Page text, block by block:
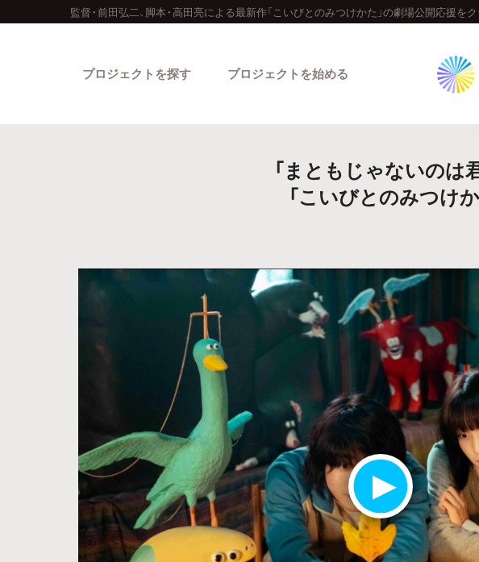
監督・前田弘二、脚本・高田亮による最新作「こいびとのみつけかた」の劇場公開応援を
プロジェクトを探す
人気のプロジェクト
カテゴリーから探す タグから探す
最新達成プロ
プロジェクトを始める
「まともじゃないのは
「こいびとのみつけ